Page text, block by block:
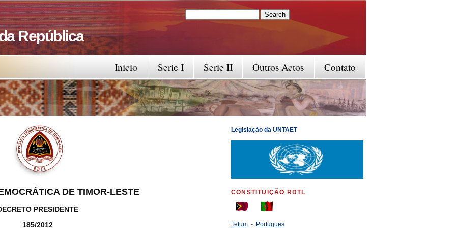
República
Search form
Contato
Outros Actos
Serie II
Serie I
Inicio
DE TIMOR-LESTE
PRESIDENTE
185/2012
Legislação da UNTAET
CONSTITUIÇÃO RDTL
Tetum - Portugues